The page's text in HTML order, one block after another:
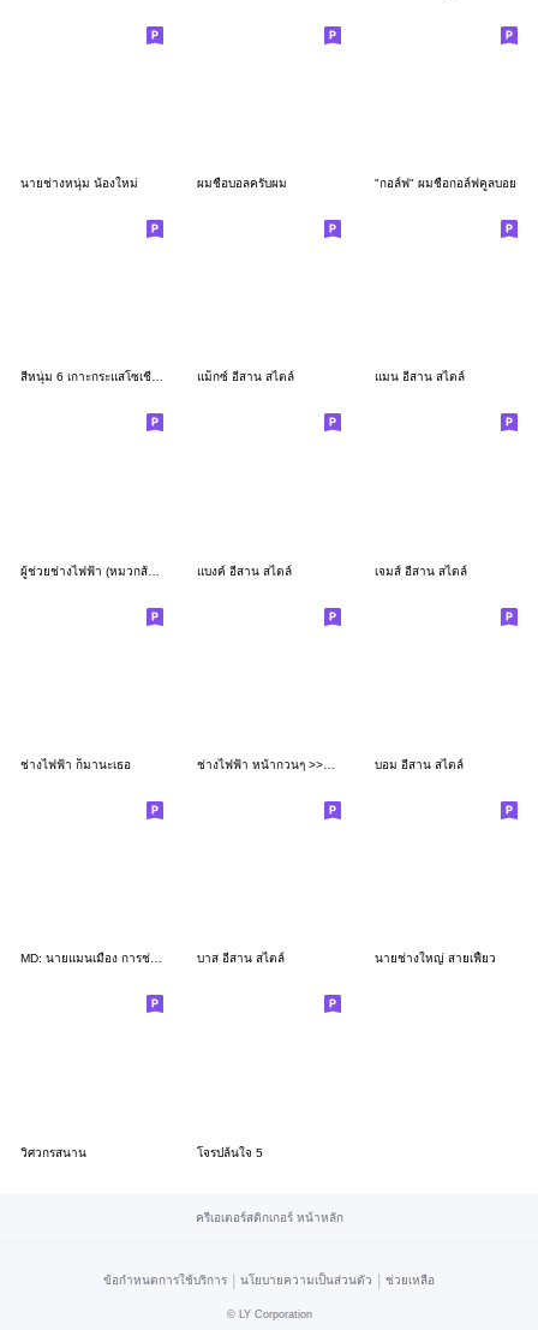
นายช่างหนุ่ม น้องใหม่ ผมชื่อบอลครับผม "กอล์ฟ" ผมชื่อกอล์ฟคูลบอย
สีหนุ่ม 6 เกาะกระแสโซเชียล (ภาษาอีสาน) แม็กซ์ อีสาน สไตล์ แมน อีสาน สไตล์
แบงค์ อีสาน สไตล์ เจมส์ อีสาน สไตล์
ช่างไฟฟ้า ก็มานะเธอ บอม อีสาน สไตล์
MD: นายแมนเมือง การช่าง ภาษาเหนือ บาส อีสาน สไตล์ นายช่างใหญ่ สายเฟี้ยว
วิศวกรสนาน โจรปล้นใจ 5
ครีเอเตอร์สติกเกอร์ หน้าหลัก
ข้อกำหนดการใช้บริการ | นโยบายความเป็นส่วนตัว | ช่วยเหลือ
© LY Corporation